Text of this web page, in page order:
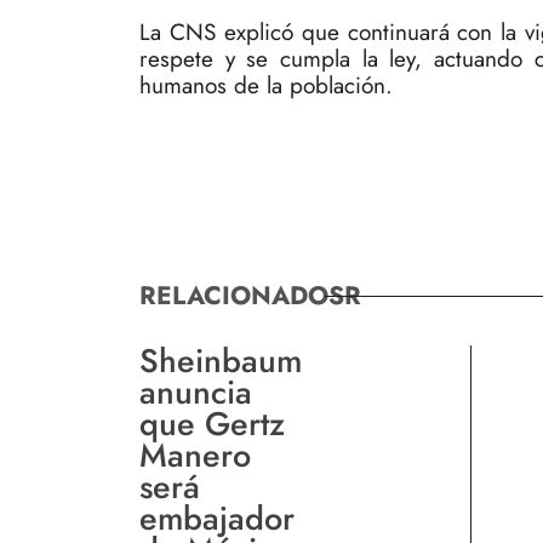
La CNS explicó que continuará con la
respete y se cumpla la ley, actuando
humanos de la población.
RELACIONADOSR
Sheinbaum
anuncia
que Gertz
Manero
será
embajador